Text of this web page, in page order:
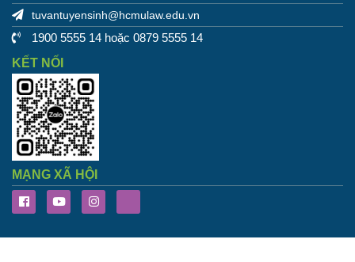
tuvantuyensinh@hcmulaw.edu.vn
1900 5555 14 hoặc 0879 5555 14
KẾT NỐI
MẠNG XÃ HỘI